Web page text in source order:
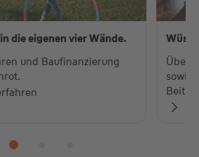
die eigenen vier Wände.
und Baufinanzierung
Über
sowie